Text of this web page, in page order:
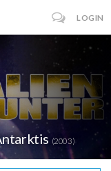
LOGIN
(2003)